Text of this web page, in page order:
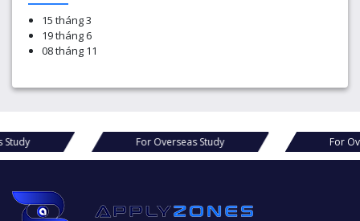
15 tháng 3
19 tháng 6
08 tháng 11
For Overseas Study For